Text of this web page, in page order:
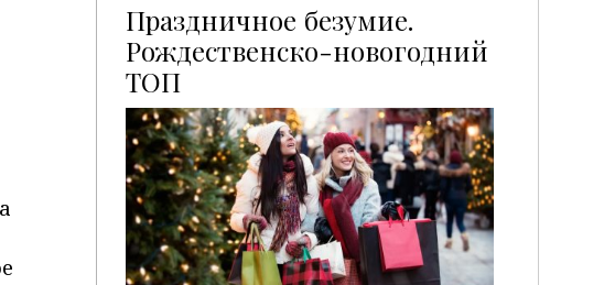
Праздничное безумие.
Рождественско-новогодний
ТОП
P